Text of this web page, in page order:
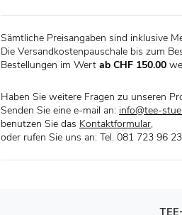
Sämtliche Preisangaben sind inklusive
Die Versandkostenpauschale bis zum
Bestellungen im Wert ab CHF 150.00
Haben Sie weitere Fragen zu unseren
Senden Sie eine e-mail an: info@tee-
benutzen Sie das Kontaktformular,
oder rufen Sie uns an: Tel. 081 723 96 23